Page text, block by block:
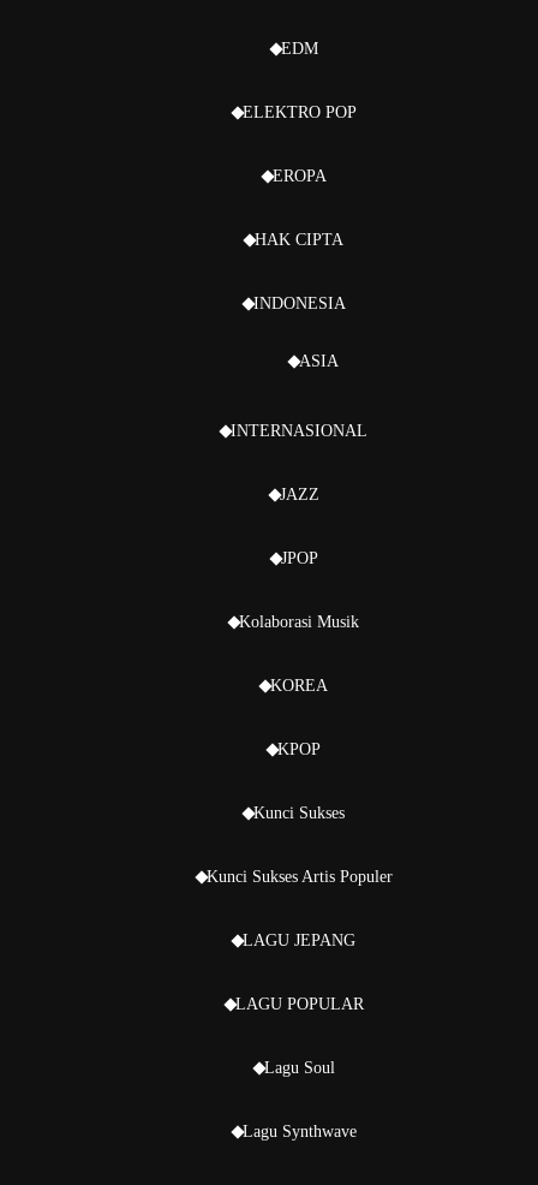
EDM
ELEKTRO POP
EROPA
HAK CIPTA
INDONESIA
ASIA
INTERNASIONAL
JAZZ
JPOP
Kolaborasi Musik
KOREA
KPOP
Kunci Sukses
Kunci Sukses Artis Populer
LAGU JEPANG
LAGU POPULAR
Lagu Soul
Lagu Synthwave